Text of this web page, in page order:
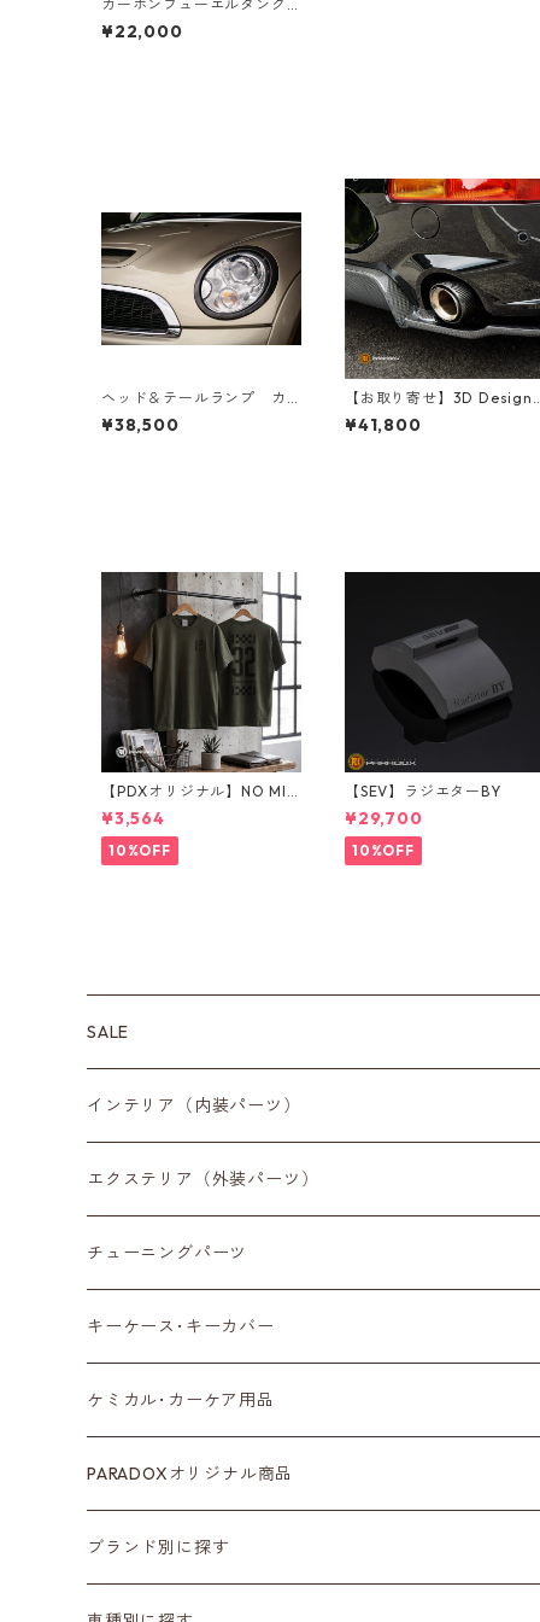
カーボンフューエルタンク
カバー for CooperS/JCW
【F55/F56/F57】
¥22,000
ヘッド＆テールランプ カ
ーボントリムセット【R56/R
57/R60】
¥38,500
【お取り寄せ】3D Design
テールエンドフィニッシャ
ー シングル（F54/F55/
¥41,800
【PDXオリジナル】NO MIN
I NO LIFE Tシャツ Sサイズ
¥3,564
10%OFF
【SEV】ラジエターBY
¥29,700
10%OFF
SALE
インテリア（内装パーツ）
収納小物
スマートフォン
センターディスプレイ
ルームミラー
カラーシートベルト
カーボン
エクステリア（外装パーツ）
サイドミラー
アンテナ
タイヤ
ホイール
サスペンション･車高調
チューニングパーツ
キーケース･キーカバー
ケミカル･カーケア用品
PARADOXオリジナル商品
ブランド別に探す